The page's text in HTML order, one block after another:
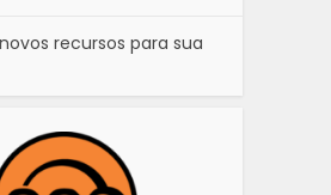
recursos para sua